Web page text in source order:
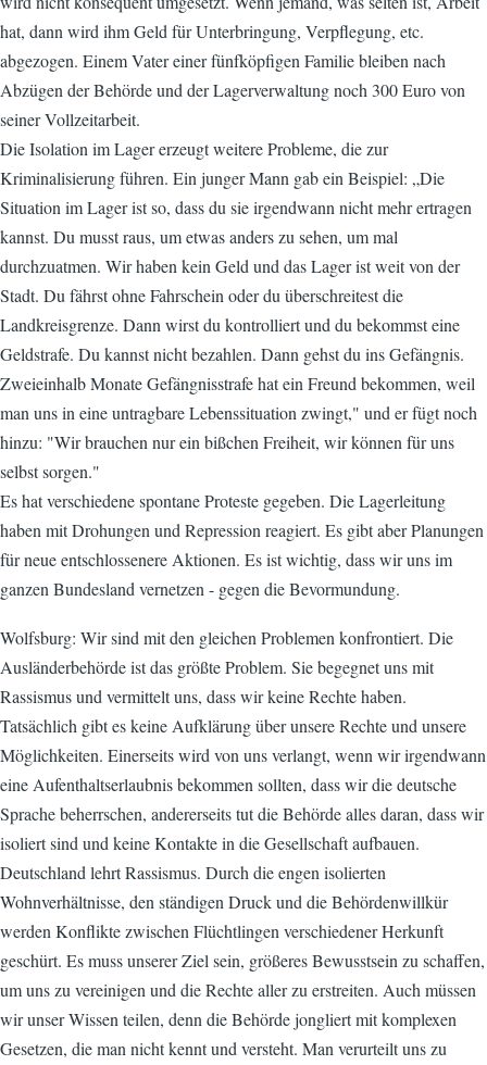
hat, dann wird ihm Geld für Unterbringung, Verpflegung, etc.
abgezogen. Einem Vater einer fünfköpfigen Familie bleiben nach
Abzügen der Behörde und der Lagerverwaltung noch 300 Euro von
seiner Vollzeitarbeit.
Die Isolation im Lager erzeugt weitere Probleme, die zur
Kriminalisierung führen. Ein junger Mann gab ein Beispiel: „Die
Situation im Lager ist so, dass du sie irgendwann nicht mehr ertragen
kannst. Du musst raus, um etwas anders zu sehen, um mal
durchzuatmen. Wir haben kein Geld und das Lager ist weit von der
Stadt. Du fährst ohne Fahrschein oder du überschreitest die
Landkreisgrenze. Dann wirst du kontrolliert und du bekommst eine
Geldstrafe. Du kannst nicht bezahlen. Dann gehst du ins Gefängnis.
Zweieinhalb Monate Gefängnisstrafe hat ein Freund bekommen, weil
man uns in eine untragbare Lebenssituation zwingt," und er fügt noch
hinzu: "Wir brauchen nur ein bißchen Freiheit, wir können für uns
selbst sorgen."
Es hat verschiedene spontane Proteste gegeben. Die Lagerleitung
haben mit Drohungen und Repression reagiert. Es gibt aber Planungen
für neue entschlossenere Aktionen. Es ist wichtig, dass wir uns im
ganzen Bundesland vernetzen - gegen die Bevormundung.
Wolfsburg: Wir sind mit den gleichen Problemen konfrontiert. Die
Ausländerbehörde ist das größte Problem. Sie begegnet uns mit
Rassismus und vermittelt uns, dass wir keine Rechte haben.
Tatsächlich gibt es keine Aufklärung über unsere Rechte und unsere
Möglichkeiten. Einerseits wird von uns verlangt, wenn wir irgendwann
eine Aufenthaltserlaubnis bekommen sollten, dass wir die deutsche
Sprache beherrschen, andererseits tut die Behörde alles daran, dass wir
isoliert sind und keine Kontakte in die Gesellschaft aufbauen.
Deutschland lehrt Rassismus. Durch die engen isolierten
Wohnverhältnisse, den ständigen Druck und die Behördenwillkür
werden Konflikte zwischen Flüchtlingen verschiedener Herkunft
geschürt. Es muss unserer Ziel sein, größeres Bewusstsein zu schaffen,
um uns zu vereinigen und die Rechte aller zu erstreiten. Auch müssen
wir unser Wissen teilen, denn die Behörde jongliert mit komplexen
Gesetzen, die man nicht kennt und versteht. Man verurteilt uns zu